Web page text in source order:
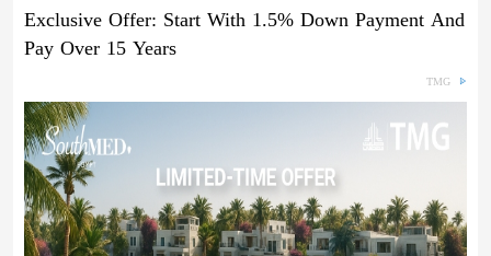
Exclusive Offer: Start With 1.5% Down Payment And
Pay Over 15 Years
TMG